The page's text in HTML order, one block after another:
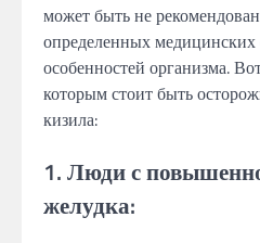
может быть не
определенных медицинских
особенностей организма.
которым стоит быть
кизила:
1. Люди с
желудка: